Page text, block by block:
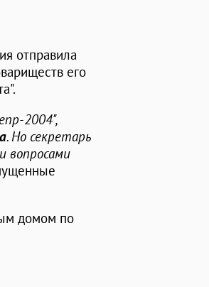
отправила
его
2004",
. Но секретарь
вопросами
домом по